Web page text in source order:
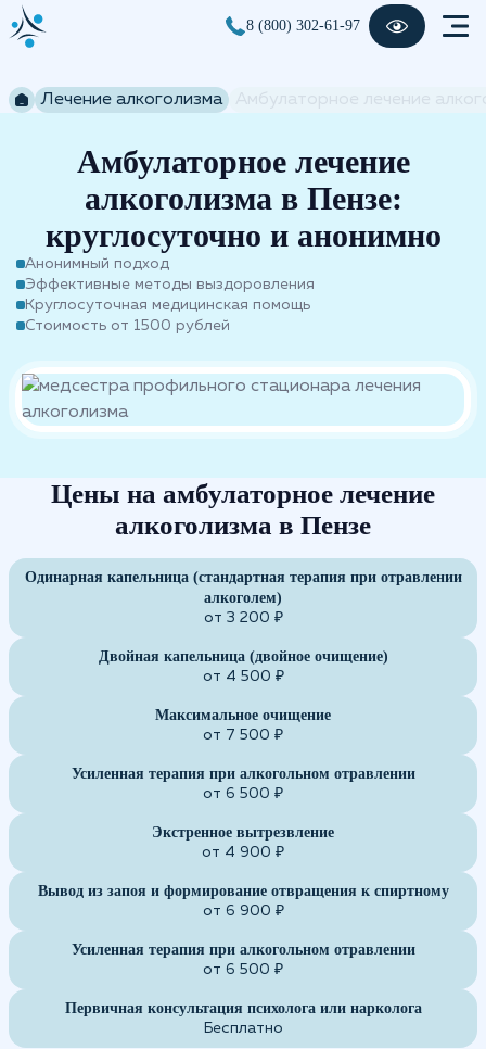
8 (800) 302-61-97
Лечение алкоголизма
Амбулаторное лечение
алкоголизма в Пензе:
круглосуточно и анонимно
Анонимный подход
Эффективные методы выздоровления
Круглосуточная медицинская помощь
Стоимость от 1500 рублей
Цены на амбулаторное лечение
алкоголизма в Пензе
Одинарная капельница (стандартная терапия при отравлении
алкоголем)
от 3 200 ₽
Двойная капельница (двойное очищение)
от 4 500 ₽
Максимальное очищение
от 7 500 ₽
Усиленная терапия при алкогольном отравлении
от 6 500 ₽
Экстренное вытрезвление
от 4 900 ₽
Вывод из запоя и формирование отвращения к спиртному
от 6 900 ₽
Усиленная терапия при алкогольном отравлении
от 6 500 ₽
Первичная консультация психолога или нарколога
Бесплатно